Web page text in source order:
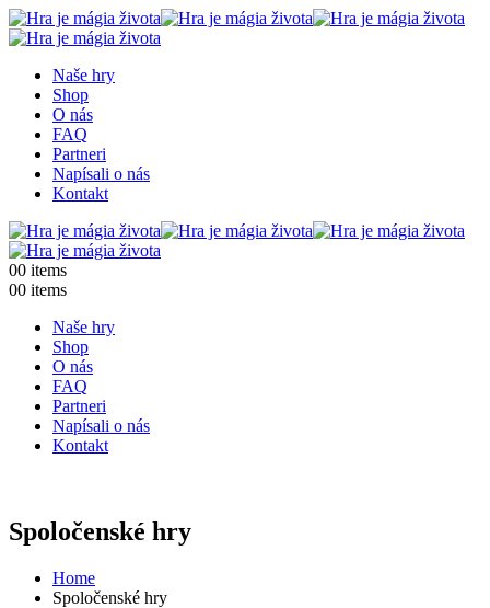
Naše hry
Shop
O nás
FAQ
Partneri
Napísali o nás
Kontakt
00 items
00 items
Naše hry
Shop
O nás
FAQ
Partneri
Napísali o nás
Kontakt
Spoločenské hry
Home
Spoločenské hry